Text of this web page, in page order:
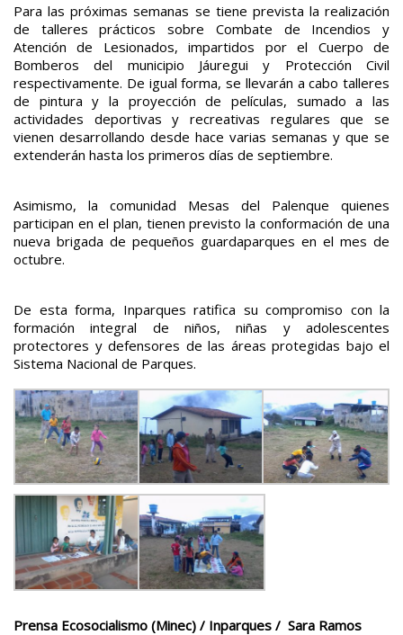
Para las próximas semanas se tiene prevista la realización
de talleres prácticos sobre Combate de Incendios y
Atención de Lesionados, impartidos por el Cuerpo de
Bomberos del municipio Jáuregui y Protección Civil
respectivamente. De igual forma, se llevarán a cabo talleres
de pintura y la proyección de películas, sumado a las
actividades deportivas y recreativas regulares que se
vienen desarrollando desde hace varias semanas y que se
extenderán hasta los primeros días de septiembre.
Asimismo, la comunidad Mesas del Palenque quienes
participan en el plan, tienen previsto la conformación de una
nueva brigada de pequeños guardaparques en el mes de
octubre.
De esta forma, Inparques ratifica su compromiso con la
formación integral de niños, niñas y adolescentes
protectores y defensores de las áreas protegidas bajo el
Sistema Nacional de Parques.
Prensa Ecosocialismo (Minec) / Inparques / Sara Ramos